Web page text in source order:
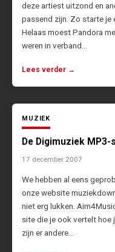
deze artiest uitzond en
passend zijn. Zo starte je
Helaas moest Pandora
weren in verband…
Lees verder →
MUZIEK
De Digimuziek MP3-
17 december 2007
We hebben al eens
onze website
niet erg lukken.
site die je ook vertelt hoe
zijn er andere…